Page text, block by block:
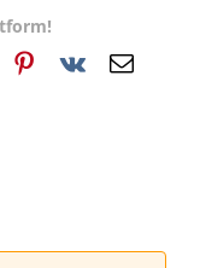
TumblrPinterest
Vk
E-